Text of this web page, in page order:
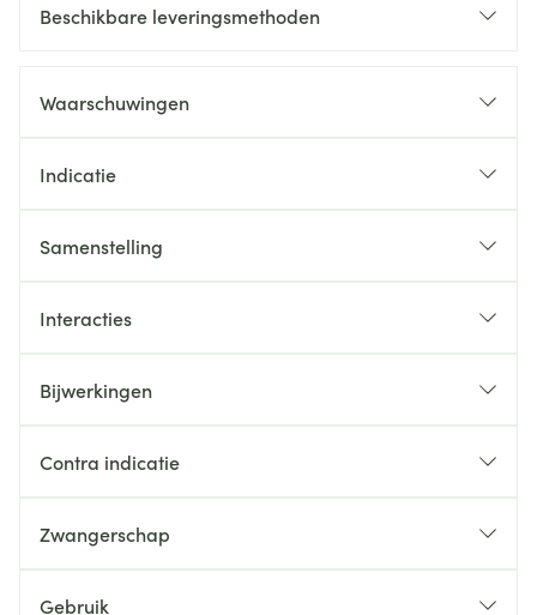
Beschikbare leveringsmethoden
Waarschuwingen
Indicatie
Samenstelling
Interacties
Bijwerkingen
Contra indicatie
Zwangerschap
Gebruik